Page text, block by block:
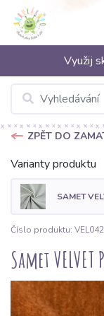
Využij
ZPĚT DO
Varianty produktu
SAMET
Číslo produktu: VEL042
Samet